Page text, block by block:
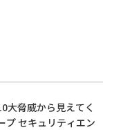
大脅威から見えてく
プ セキュリティエン